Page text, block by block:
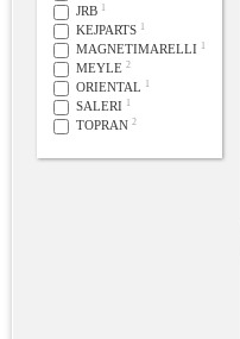
JRB 1
KEJPARTS 1
MAGNETIMARELLI 1
MEYLE 2
ORIENTAL 1
SALERI 1
TOPRAN 2